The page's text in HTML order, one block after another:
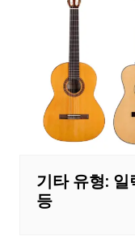
기타 유형: 일
등